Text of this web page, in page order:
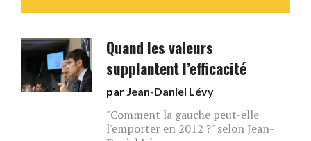
Quand les valeurs
supplantent l’efficacité
par Jean-Daniel Lévy
"Comment la gauche peut-elle
l'emporter en 2012 ?" selon Jean-